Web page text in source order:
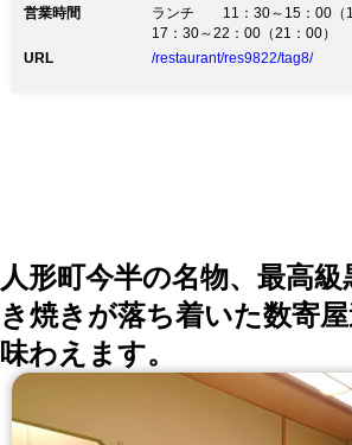
営業時間
ランチ 11：30～15：00（
17：30～22：00（21：00）
URL
/restaurant/res9822/tag8/
人形町今半の名物、最高
き焼きが落ち着いた数寄
味わえます。